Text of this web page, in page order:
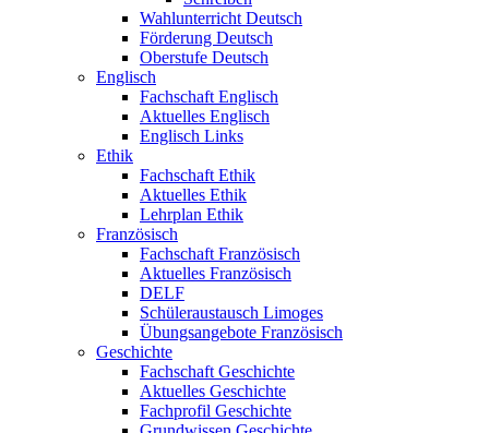
Wahlunterricht Deutsch
Förderung Deutsch
Oberstufe Deutsch
Englisch
Fachschaft Englisch
Aktuelles Englisch
Englisch Links
Ethik
Fachschaft Ethik
Aktuelles Ethik
Lehrplan Ethik
Französisch
Fachschaft Französisch
Aktuelles Französisch
DELF
Schüleraustausch Limoges
Übungsangebote Französisch
Geschichte
Fachschaft Geschichte
Aktuelles Geschichte
Fachprofil Geschichte